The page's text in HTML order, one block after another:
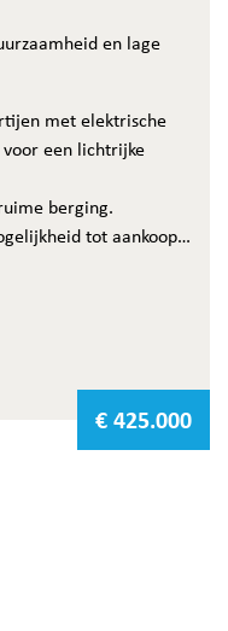
en lage
met elektrische
een lichtrijke
berging.
tot aankoop
en combineert een
voor
€ 425.000